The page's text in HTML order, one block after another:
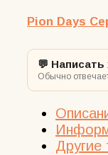
Pion Days
💬 Написать
Обычно
Другие